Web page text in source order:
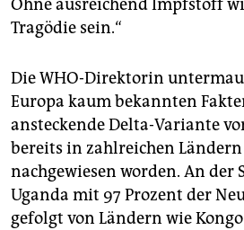
Ohne ausreichend Impfstoff
Tragödie sein.“
Die WHO-Direktorin
Europa kaum bekannten
ansteckende Delta-Variante
bereits in zahlreichen
nachgewiesen worden. An der
Uganda mit 97 Prozent der
gefolgt von Ländern wie